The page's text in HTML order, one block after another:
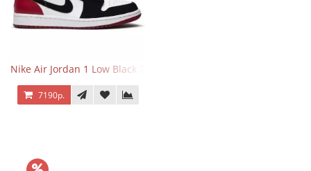
Nike Air Jordan 1 Low Black Toe
7190р.